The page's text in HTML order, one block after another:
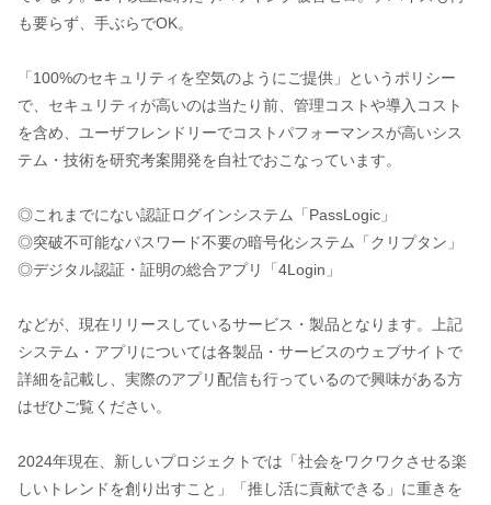
も要らず、手ぶらでOK。
「100%のセキュリティを空気のようにご提供」というポリシー
で、セキュリティが高いのは当たり前、管理コストや導入コスト
を含め、ユーザフレンドリーでコストパフォーマンスが高いシス
テム・技術を研究考案開発を自社でおこなっています。
◎これまでにない認証ログインシステム「PassLogic」
◎突破不可能なパスワード不要の暗号化システム「クリプタン」
◎デジタル認証・証明の総合アプリ「4Login」
などが、現在リリースしているサービス・製品となります。上記
システム・アプリについては各製品・サービスのウェブサイトで
詳細を記載し、実際のアプリ配信も行っているので興味がある方
はぜひご覧ください。
2024年現在、新しいプロジェクトでは「社会をワクワクさせる楽
しいトレンドを創り出すこと」「推し活に貢献できる」に重きを